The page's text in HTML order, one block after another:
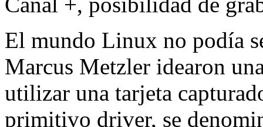
El mundo Linux no podía
Marcus Metzler idearon
utilizar una tarjeta
primitivo driver, se